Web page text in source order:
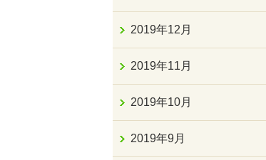
2019年12月
2019年11月
2019年10月
2019年9月